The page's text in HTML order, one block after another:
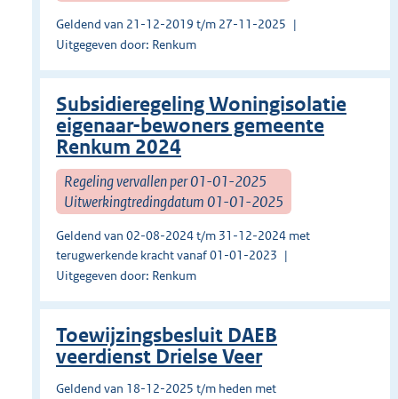
Geldend van 21-12-2019 t/m 27-11-2025
Uitgegeven door: Renkum
Subsidieregeling Woningisolatie
eigenaar-bewoners gemeente
Renkum 2024
Regeling vervallen per 01-01-2025
Uitwerkingtredingdatum 01-01-2025
Geldend van 02-08-2024 t/m 31-12-2024 met
terugwerkende kracht vanaf 01-01-2023
Uitgegeven door: Renkum
Toewijzingsbesluit DAEB
veerdienst Drielse Veer
Geldend van 18-12-2025 t/m heden met